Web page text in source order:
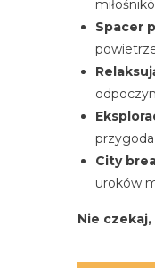
Spacer
City
uroków
Nie